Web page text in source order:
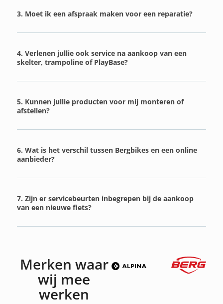
3. Moet ik een afspraak maken voor een reparatie?
4. Verlenen jullie ook service na aankoop van een
skelter, trampoline of PlayBase?
5. Kunnen jullie producten voor mij monteren of
afstellen?
6. Wat is het verschil tussen Bergbikes en een online
aanbieder?
7. Zijn er servicebeurten inbegrepen bij de aankoop
van een nieuwe fiets?
Merken waar
wij mee
werken